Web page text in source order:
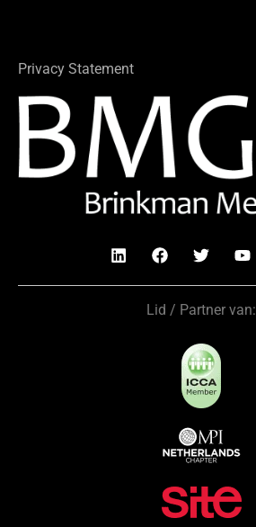
Privacy Statement
Lid / Partner van: